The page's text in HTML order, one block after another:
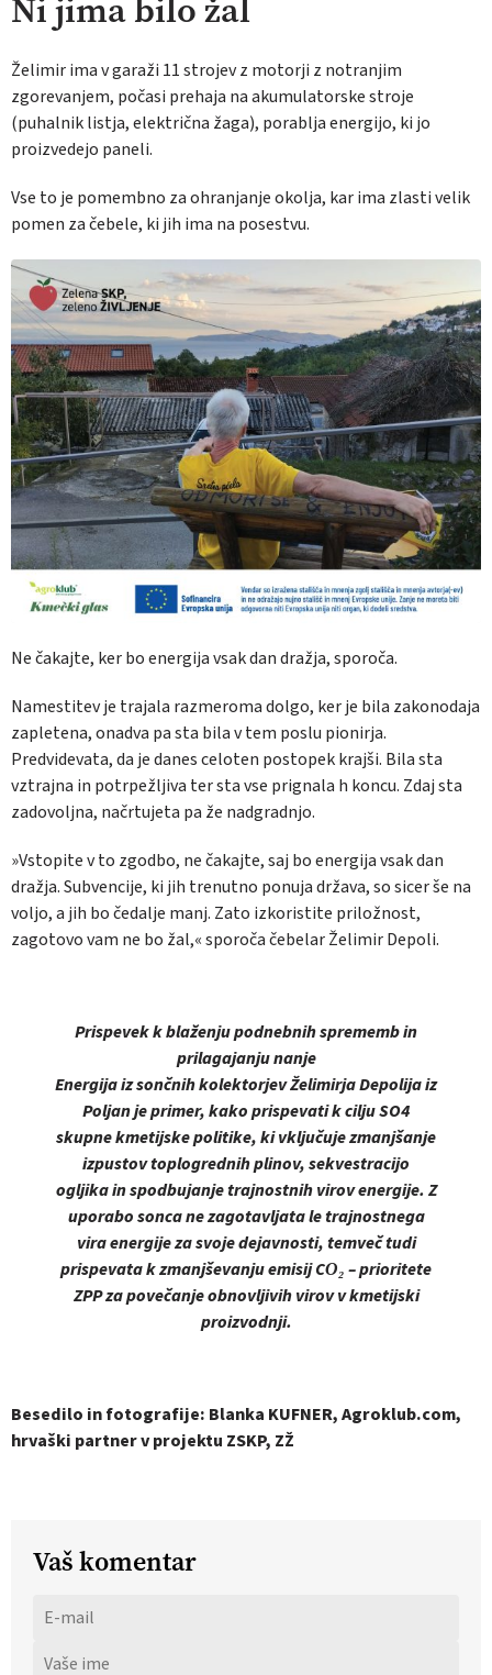
Ni jima bilo žal
Želimir ima v garaži 11 strojev z motorji z notranjim
zgorevanjem, počasi prehaja na akumulatorske stroje
(puhalnik listja, električna žaga), porablja energijo, ki jo
proizvedejo paneli.
Vse to je pomembno za ohranjanje okolja, kar ima zlasti velik
pomen za čebele, ki jih ima na posestvu.
Ne čakajte, ker bo energija vsak dan dražja, sporoča.
Namestitev je trajala razmeroma dolgo, ker je bila zakonodaja
zapletena, onadva pa sta bila v tem poslu pionirja.
Predvidevata, da je danes celoten postopek krajši. Bila sta
vztrajna in potrpežljiva ter sta vse prignala h koncu. Zdaj sta
zadovoljna, načrtujeta pa že nadgradnjo.
»Vstopite v to zgodbo, ne čakajte, saj bo energija vsak dan
dražja. Subvencije, ki jih trenutno ponuja država, so sicer še na
voljo, a jih bo čedalje manj. Zato izkoristite priložnost,
zagotovo vam ne bo žal,« sporoča čebelar Želimir Depoli.
Prispevek k blaženju podnebnih sprememb in
prilagajanju nanje
Energija iz sončnih kolektorjev Želimirja Depolija iz
Poljan je primer, kako prispevati k cilju SO4
skupne kmetijske politike, ki vključuje zmanjšanje
izpustov toplogrednih plinov, sekvestracijo
ogljika in spodbujanje trajnostnih virov energije. Z
uporabo sonca ne zagotavljata le trajnostnega
vira energije za svoje dejavnosti, temveč tudi
prispevata k zmanjševanju emisij CO₂ – prioritete
ZPP za povečanje obnovljivih virov v kmetijski
proizvodnji.
Besedilo in fotografije: Blanka KUFNER, Agroklub.com,
hrvaški partner v projektu ZSKP, ZŽ
Vaš komentar